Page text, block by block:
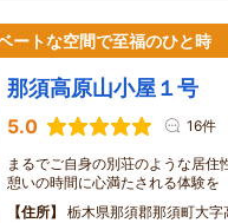
ートな空間で至福のひと時
那須高原山小屋１号
5.0 16件
まるでご自身の別荘のような居住
憩いの時間に心満たされる体験を
住所
栃木県那須郡那須町大